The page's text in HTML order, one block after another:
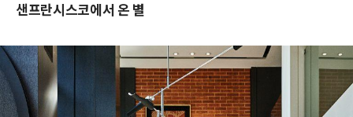
샌프란시스코에서 온 별